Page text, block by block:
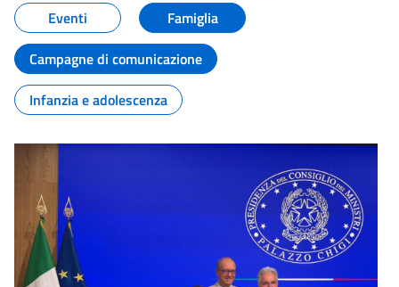
Eventi
Famiglia
Campagne di comunicazione
Infanzia e adolescenza